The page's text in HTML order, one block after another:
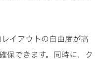
イアウトの自由度が高
保できます。同時に、ク